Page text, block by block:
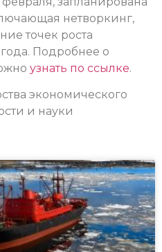
нетворкинг,
точек роста
Подробнее о
узнать по ссылке.
экономического
и науки